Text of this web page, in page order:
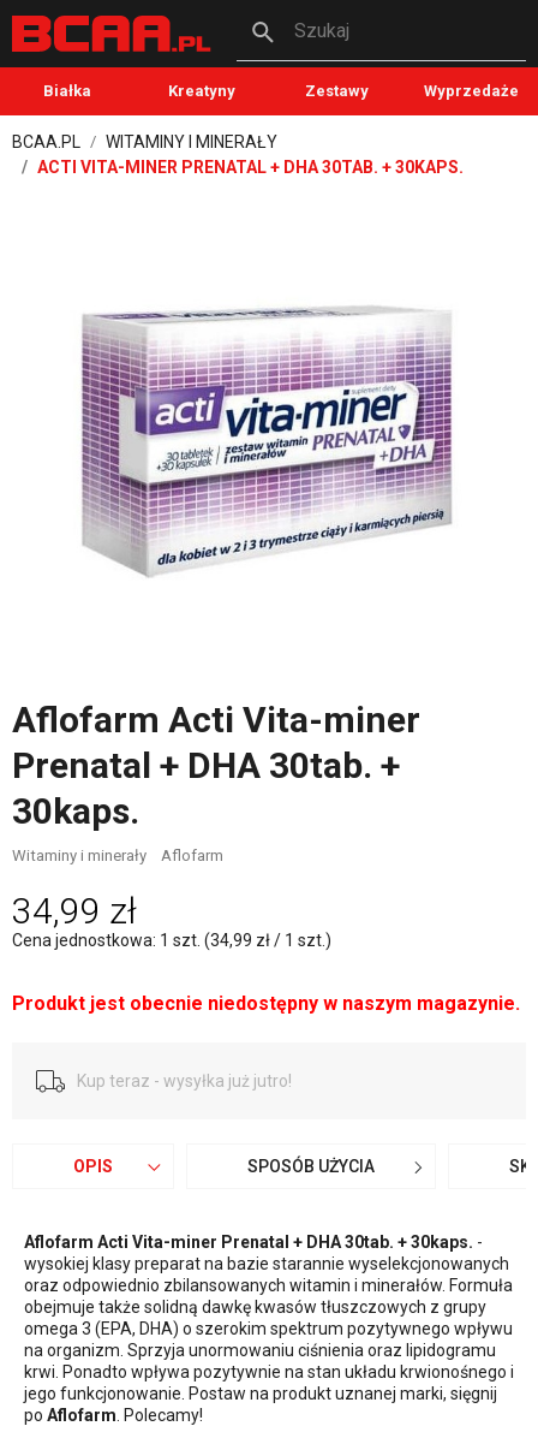
Szukaj
Białka Kreatyny Zestawy Wyprzedaże
BCAA.PL
WITAMINY I MINERAŁY
ACTI VITA-MINER PRENATAL + DHA 30TAB. + 30KAPS.
Aflofarm Acti Vita-miner
Prenatal + DHA 30tab. +
30kaps.
Witaminy i minerały Aflofarm
34,99 zł
Cena jednostkowa: 1 szt. (34,99 zł / 1 szt.)
Produkt jest obecnie niedostępny w naszym magazynie.
Kup teraz - wysyłka już jutro!
OPIS SPOSÓB UŻYCIA
Aflofarm Acti Vita-miner Prenatal + DHA 30tab. + 30kaps. -
wysokiej klasy preparat na bazie starannie wyselekcjonowanych
oraz odpowiednio zbilansowanych witamin i minerałów. Formuła
obejmuje także solidną dawkę kwasów tłuszczowych z grupy
omega 3 (EPA, DHA) o szerokim spektrum pozytywnego wpływu
na organizm. Sprzyja unormowaniu ciśnienia oraz lipidogramu
krwi. Ponadto wpływa pozytywnie na stan układu krwionośnego i
jego funkcjonowanie. Postaw na produkt uznanej marki, sięgnij
po Aflofarm . Polecamy!